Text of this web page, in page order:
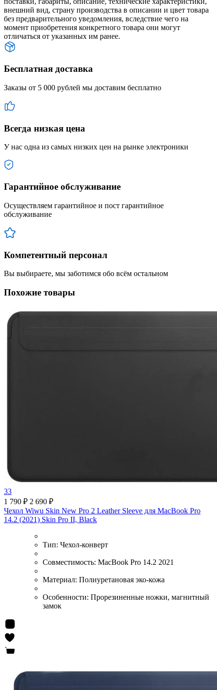
внешний вид, страну производства в описании и цвет товара
без предварительного уведомления, вследствие чего на
момент приобретения конкретного товара они могут
отличаться от указанных им ранее.
Бесплатная доставка
Заказы от 5 000 рублей мы доставим бесплатно
Всегда низкая цена
У нас одна из самых низких цен на рынке электроники
Гарантийное обслуживание
Осуществляем гарантийное и пост гарантийное
обслуживание
Компетентный персонал
Вы выбираете, мы заботимся обо всём остальном
Похожие товары
33
1 790 ₽ 2 690 ₽
Чехол Wiwu Skin New Pro 2 Leather Sleeve для MacBook Pro
14.2 (2021) Skin Pro II, Black
Тип: Чехол-конверт
Совместимость: MacBook Pro 14.2 2021
Материал: Полиуретановая эко-кожа
Особенности: Прорезиненные ножки, магнитный
замок